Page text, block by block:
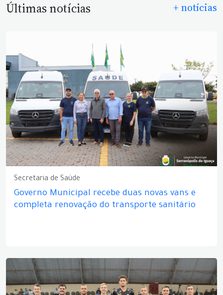
Últimas notícias + notícias
Secretaria de Saúde
Governo Municipal recebe duas novas vans e
completa renovação do transporte sanitário